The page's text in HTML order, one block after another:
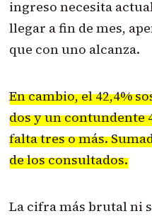
ingreso necesita
llegar a fin de mes,
que con uno alcanza.
En cambio, el 42,4%
dos y un contundente
falta tres o más.
de los consultados.
La cifra más brutal ni